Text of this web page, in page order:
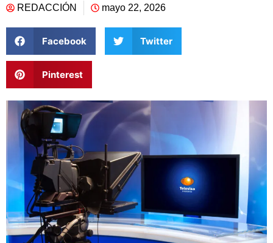
REDACCIÓN mayo 22, 2026
Facebook Twitter
Pinterest